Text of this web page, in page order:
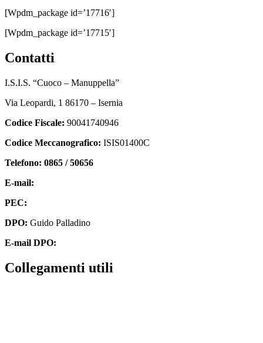
[wpdm_package id=’17716′]
[wpdm_package id=’17715′]
contatti
I.S.I.S. “Cuoco – Manuppella”
Via Leopardi, 1 86170 – Isernia
Codice Fiscale: 90041740946
Codice Meccanografico: ISIS01400C
Telefono: 0865 / 50656
E-mail:
PEC:
DPO: Guido Palladino
E-mail DPO:
collegamenti utili